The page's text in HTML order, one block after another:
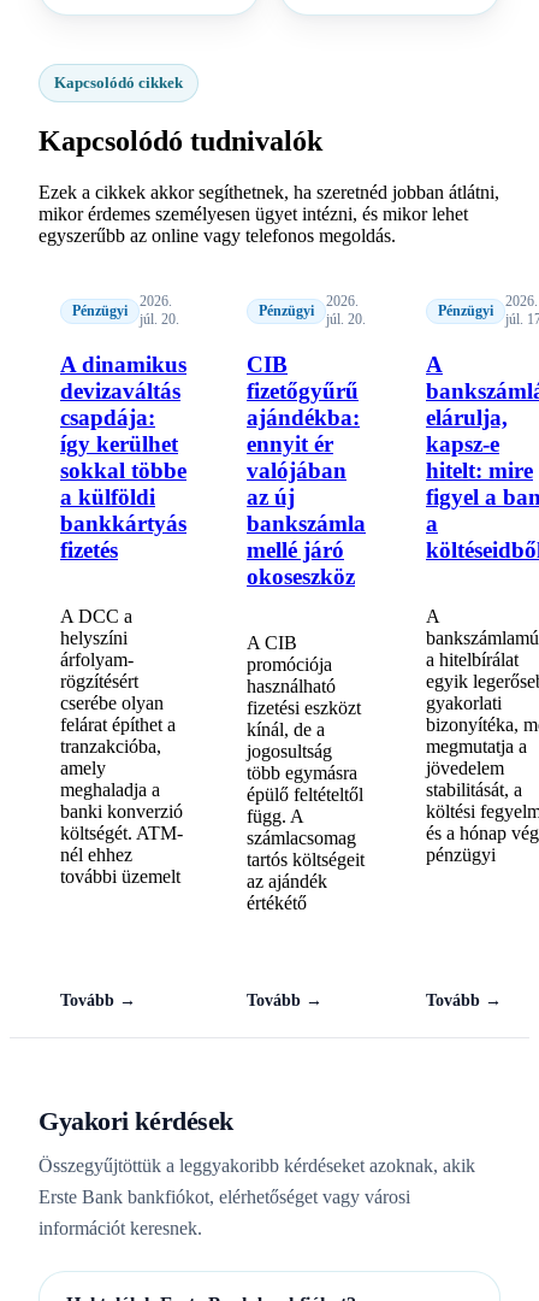
Kapcsolódó cikkek
Kapcsolódó tudnivalók
Ezek a cikkek akkor segíthetnek, ha szeretnéd jobban átlátni,
mikor érdemes személyesen ügyet intézni, és mikor lehet
egyszerűbb az online vagy telefonos megoldás.
Pénzügyi
2026.
júl. 20.
A dinamikus
devizaváltás
csapdája:
így kerülhet
sokkal többe
a külföldi
bankkártyás
fizetés
A DCC a
helyszíni
árfolyam-
rögzítésért
cserébe olyan
felárat építhet a
tranzakcióba,
amely
meghaladja a
banki konverzió
költségét. ATM-
nél ehhez
további üzemelt
Tovább →
Pénzügyi
2026.
júl. 20.
CIB
fizetőgyűrű
ajándékba:
ennyit ér
valójában
az új
bankszámla
mellé járó
okoseszköz
A CIB
promóciója
használható
fizetési eszközt
kínál, de a
jogosultság
több egymásra
épülő feltételtől
függ. A
számlacsomag
tartós költségeit
az ajándék
értékétő
Tovább →
Pénzügyi
2026.
júl.
A
elárulja,
kapsz-e
hitelt: mire
figyel a
a
A
a hitelbírálat
egyik
gyakorlati
bizonyítéka,
megmutatja a
jövedelem
stabilitását, a
költési
és a hónap
pénzügyi
Tovább →
Gyakori kérdések
Összegyűjtöttük a leggyakoribb kérdéseket azoknak, akik
Erste Bank bankfiókot, elérhetőséget vagy városi
információt keresnek.